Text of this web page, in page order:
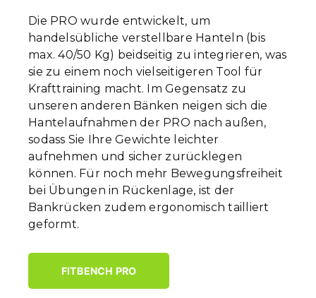
Die PRO wurde entwickelt, um
handelsübliche verstellbare Hanteln (bis
max. 40/50 Kg) beidseitig zu integrieren, was
sie zu einem noch vielseitigeren Tool für
Krafttraining macht. Im Gegensatz zu
unseren anderen Bänken neigen sich die
Hantelaufnahmen der PRO nach außen,
sodass Sie Ihre Gewichte leichter
aufnehmen und sicher zurücklegen
können. Für noch mehr Bewegungsfreiheit
bei Übungen in Rückenlage, ist der
Bankrücken zudem ergonomisch tailliert
geformt.
FITBENCH PRO